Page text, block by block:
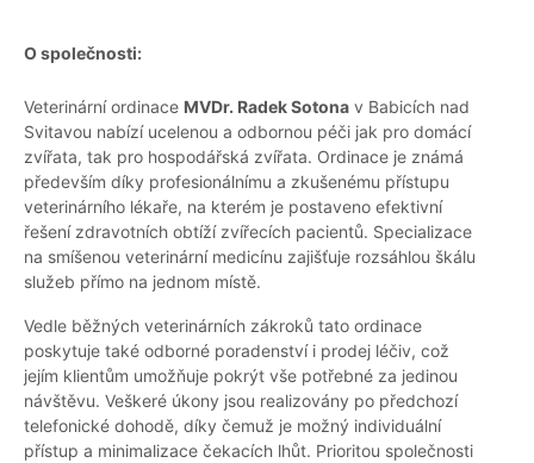
O společnosti:
Veterinární ordinace MVDr. Radek Sotona v Babicích nad
Svitavou nabízí ucelenou a odbornou péči jak pro domácí
zvířata, tak pro hospodářská zvířata. Ordinace je známá
především díky profesionálnímu a zkušenému přístupu
veterinárního lékaře, na kterém je postaveno efektivní
řešení zdravotních obtíží zvířecích pacientů. Specializace
na smíšenou veterinární medicínu zajišťuje rozsáhlou škálu
služeb přímo na jednom místě.
Vedle běžných veterinárních zákroků tato ordinace
poskytuje také odborné poradenství i prodej léčiv, což
jejím klientům umožňuje pokrýt vše potřebné za jedinou
návštěvu. Veškeré úkony jsou realizovány po předchozí
telefonické dohodě, díky čemuž je možný individuální
přístup a minimalizace čekacích lhůt. Prioritou společnosti